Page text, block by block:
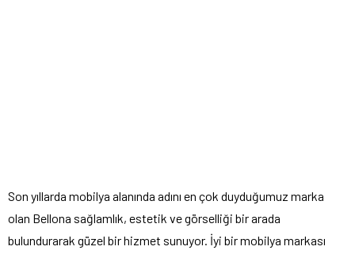
Son yıllarda mobilya alanında adını en çok duyduğumuz marka
olan Bellona sağlamlık, estetik ve görselliği bir arada
bulundurarak güzel bir hizmet sunuyor. İyi bir mobilya markası